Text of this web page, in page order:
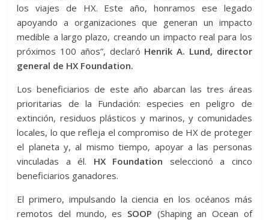
los viajes de HX. Este año, honramos ese legado
apoyando a organizaciones que generan un impacto
medible a largo plazo, creando un impacto real para los
próximos 100 años”, declaró Henrik A. Lund, director
general de HX Foundation.
Los beneficiarios de este año abarcan las tres áreas
prioritarias de la Fundación: especies en peligro de
extinción, residuos plásticos y marinos, y comunidades
locales, lo que refleja el compromiso de HX de proteger
el planeta y, al mismo tiempo, apoyar a las personas
vinculadas a él. HX Foundation seleccionó a cinco
beneficiarios ganadores.
El primero, impulsando la ciencia en los océanos más
remotos del mundo, es SOOP (Shaping an Ocean of